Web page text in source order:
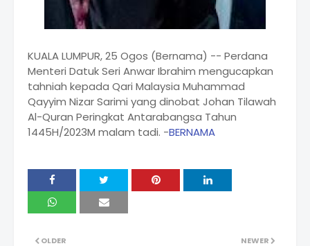
KUALA LUMPUR, 25 Ogos (Bernama) -- Perdana
Menteri Datuk Seri Anwar Ibrahim mengucapkan
tahniah kepada Qari Malaysia Muhammad
Qayyim Nizar Sarimi yang dinobat Johan Tilawah
Al-Quran Peringkat Antarabangsa Tahun
1445H/2023M malam tadi. -BERNAMA
NEWER
OLDER